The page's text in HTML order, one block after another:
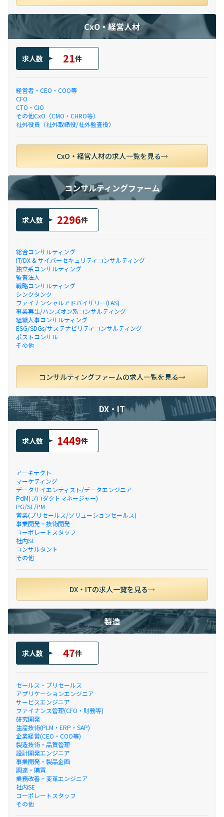
CxO・経営人材
求人数 21件
経営者・CEO・COO等
CFO
CTO・CIO
その他CxO（CMO・CHRO等）
社外役員（社外取締役/社外監査役）
CxO・経営人材の求人一覧を見る
コンサルティングファーム
求人数 2296件
総合コンサルティング
IT/DX & サイバーセキュリティコンサルティング
独立系コンサルティング
監査法人
戦略コンサルティング
シンクタンク
ファイナンシャルアドバイザリー(FAS)
事業再生/ハンズオン系コンサルティング
組織人事コンサルティング
ESG/SDGs/サステナビリティコンサルティング
ポストコンサル
その他
コンサルティングファームの求人一覧を見る
DX・IT
求人数 1449件
アーキテクト
マーケティング
データサイエンティスト/データエンジニア
PdM(プロダクトマネージャー)
PG/SE/PM
営業(プリセールス/ソリューションセールス)
事業開発・技術開発
コーポレートスタッフ
社内SE
コンサルタント
その他
DX・ITの求人一覧を見る
製造
求人数 47件
セールス・プリセールス
アプリケーションエンジニア
サービスエンジニア
ファイナンス管理(CFO・財務等)
研究開発
生産技術(PLM・ERP・SAP)
企業経営(CEO・COO等)
製造技術・品質管理
設計開発エンジニア
事業開発・製品企画
調達・購買
業務改善・変革エンジニア
社内SE
コーポレートスタッフ
その他